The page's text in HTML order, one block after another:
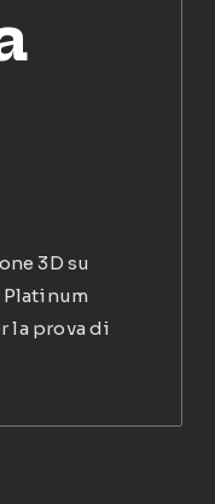
3D su
la prova di